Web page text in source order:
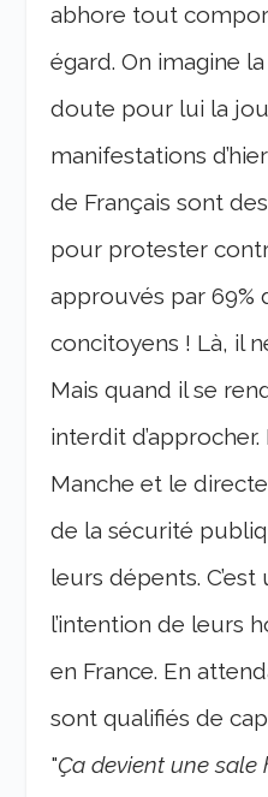
abhore tout
égard. On imagine
doute pour lui la
manifestations
de Français sont
pour protester
approuvés par 69%
concitoyens ! Là, il
Mais quand il se
interdit
Manche et le
de la sécurité
leurs dépents. C’est
l’intention de leurs
en France. En
sont qualifiés de
"Ça devient une sale